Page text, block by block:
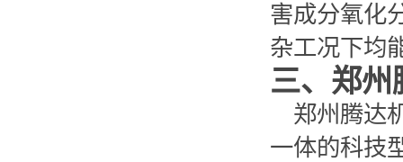
害成分氧化
杂工况下均
三、郑州
郑州腾达
一体的科技